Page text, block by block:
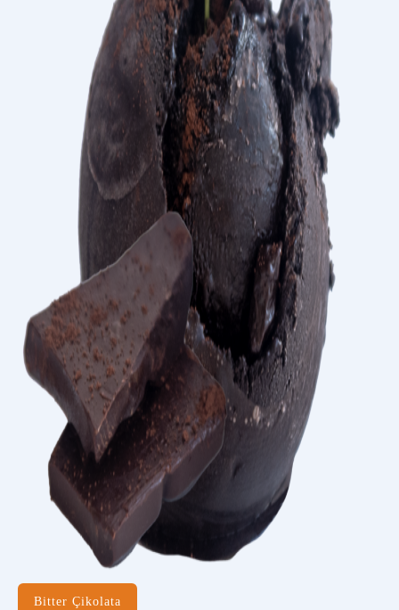
Bitter Çikolata